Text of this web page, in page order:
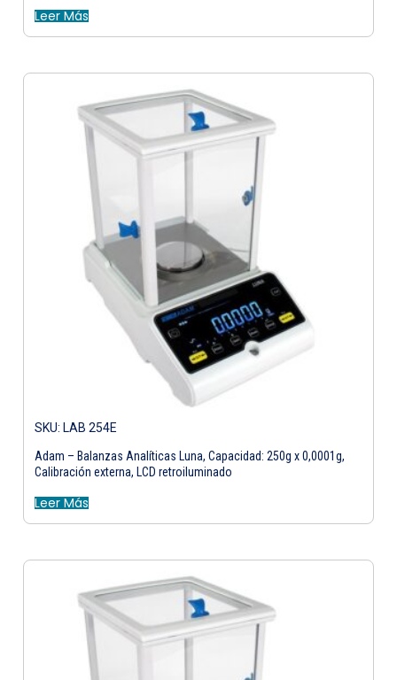
Leer Más
SKU: LAB 254E
Adam – Balanzas Analíticas Luna, Capacidad: 250g x 0,0001g,
Calibración externa, LCD retroiluminado
Leer Más